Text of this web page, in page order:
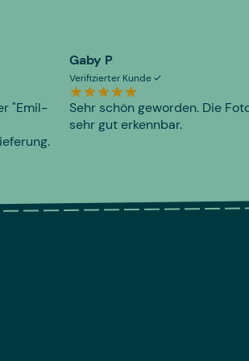
"Emil-
Gaby P
Verifizierter Kunde
Sehr schön geworden. Die
sehr gut erkennbar.